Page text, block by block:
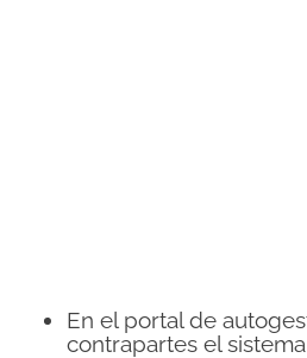
En el portal de
contrapartes el